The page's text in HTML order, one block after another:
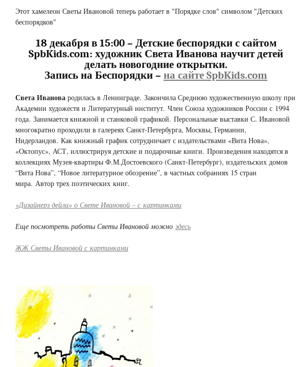
Этот хамелеон Светы Ивановой теперь работает в "Порядке слов" символом "Детских
беспорядков"
18 декабря в 15:00 – Детские беспорядки с сайтом
SpbKids.com: художник Света Иванова научит детей
делать новогодние открытки.
Запись на Беспорядки – на сайте SpbKids.com
Света Иванова родилась в Ленинграде. Закончила Среднюю художественную школу при
Академии художеств и Литературный институт. Член Союза художников России с 1994
года. Занимается книжной и станковой графикой. Персональные выставки С. Ивановой
многократно проходили в галереях Санкт-Петербурга, Москвы, Германии,
Нидерландов. Как книжный график сотрудничает с издательствами «Вита Нова»,
«Октопус», АСТ, иллюстрируя детские и подарочные книги. Произведения находятся в
коллекциях Музея-квартиры Ф.М.Достоевского (Санкт-Петербург), издательских домов
“Вита Нова”, “Новое литературное обозрение”, в частных собраниях 15 стран
мира. Автор трех поэтических книг.
«Дизайнерз дейли» о Свете Ивановой – с картинками
Еще посмотреть работы Светы Ивановой можно здесь
ЖЖ Светы Ивановой с картинками